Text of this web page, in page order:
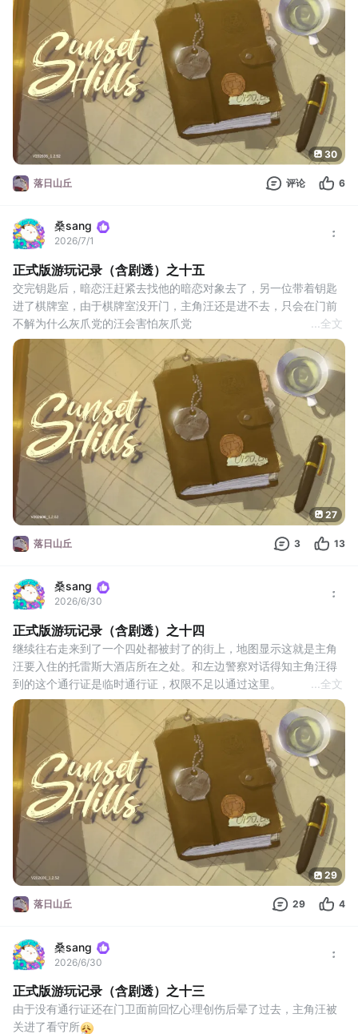
脾气
上电梯时出了情况，听到有两个不怀好意的汪想迫害某女士，主角
汪决定回去看看情况（此剧情如有需要请自取）
走之前发现每层都有一个这样的门，是布草间，之前没有
30
落日山丘 评论 6
桑sang
2026/7/1
正式版游玩记录（含剧透）之十五
交完钥匙后，暗恋汪赶紧去找他的暗恋对象去了，另一位带着钥匙
进了棋牌室，由于棋牌室没开门，主角汪还是进不去，只会在门前
不解为什么灰爪党的汪会害怕灰爪党
既然他俩让开了路，那么就把这里好好探索一番吧～
大镜子旁边贴了很多报纸，《威克尔杂谈》貌似是7年前那场战役时
的报纸
另外还有《威克尔时报》，某篇文章的作者貌似被谁记恨了
接着去中间小路，看到这里也有一个涂鸦
这里探索完毕，吃瓜去～
回到井边的废弃城区
全文
27
落日山丘 3 13
桑sang
2026/6/30
正式版游玩记录（含剧透）之十四
继续往右走来到了一个四处都被封了的街上，地图显示这就是主角
汪要入住的托雷斯大酒店所在之处。和左边警察对话得知主角汪得
到的这个通行证是临时通行证，权限不足以通过这里。
右边大酒店门前有两个正在谈论此次选举的汪，得知有个叫“罗兰”的
汪要以“替菜狗发声”为政治主张参与选举，且特意提到了罗兰是“图
克维奥人”，主角汪听到这个名字后觉得好熟悉，看来也是一位他的
熟人。（对话视频如有需要请自取）
通过这段对话猜测
全文
29
落日山丘 29 4
桑sang
2026/6/30
正式版游玩记录（含剧透）之十三
由于没有通行证还在门卫面前回忆心理创伤后晕了过去，主角汪被
关进了看守所